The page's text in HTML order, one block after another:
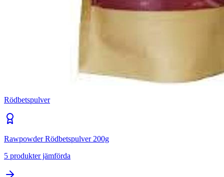
Rödbetspulver
Rawpowder Rödbetspulver 200g
5 produkter jämförda